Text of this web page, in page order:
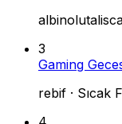
3
Gaming
rebif · Sıcak